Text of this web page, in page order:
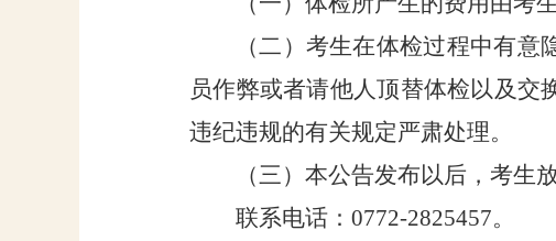
（二）考生在体检过程中有
员作弊或者请他人顶替体检以及
违纪违规的有关规定严肃处理。
（三）本公告发布以后，考生
联系电话： 0772-2825457。